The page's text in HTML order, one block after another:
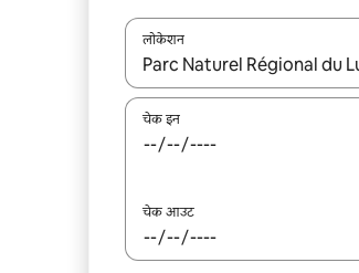
लोकेशन
नतीजों के उपलब्ध होने पर, अप और
चेक इन
चेक आउट